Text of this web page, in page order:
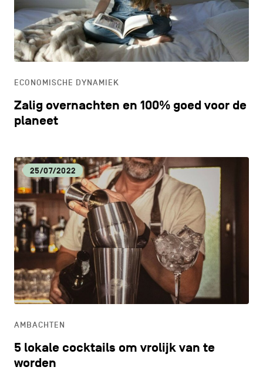
ECONOMISCHE DYNAMIEK
Zalig overnachten en 100% goed voor de
planeet
25/07/2022
AMBACHTEN
5 lokale cocktails om vrolijk van te
worden